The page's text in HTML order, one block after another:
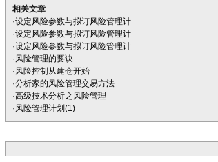
相关文章
·设定风险参数与拟订风险管理计
·设定风险参数与拟订风险管理计
·设定风险参数与拟订风险管理计
·风险管理的要诀
·风险控制从建仓开始
·分析家的风险管理交易方法
·高级技术分析之风险管理
·风险管理计划(1)